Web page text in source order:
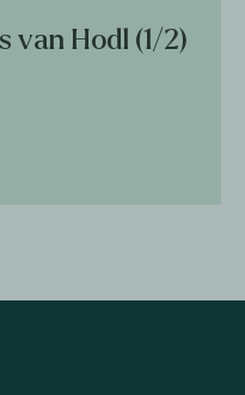
van Hodl (1/2)